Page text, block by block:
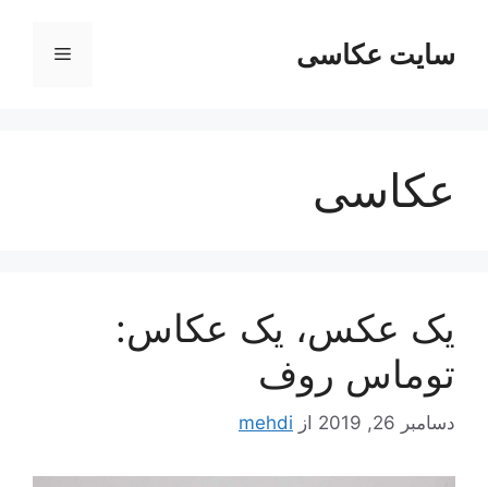
محتواسایت عکاسی فهرست
عکاسی
یک عکس، یک عکاس:
توماس روف
دسامبر 26, 2019 از mehdi